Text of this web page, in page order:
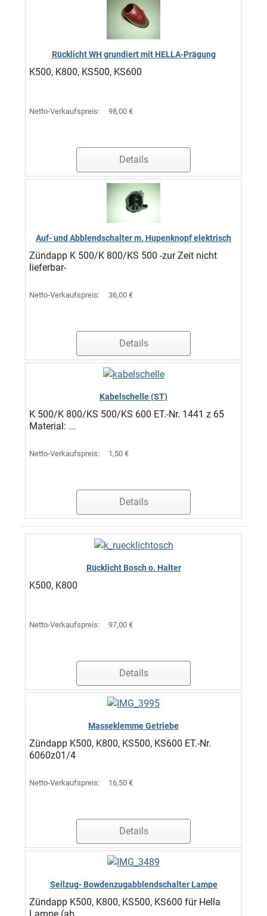
Rücklicht WH grundiert mit HELLA-Prägung
K500, K800, KS500, KS600
Netto-Verkaufspreis: 98,00 €
Details
Auf- und Abblendschalter m. Hupenknopf elektrisch
Zündapp K 500/K 800/KS 500 -zur Zeit nicht
lieferbar-
Netto-Verkaufspreis: 36,00 €
Details
Kabelschelle (ST)
K 500/K 800/KS 500/KS 600 ET.-Nr. 1441 z 65
Material: ...
Netto-Verkaufspreis: 1,50 €
Details
Rücklicht Bosch o. Halter
K500, K800
Netto-Verkaufspreis: 97,00 €
Details
Masseklemme Getriebe
Zündapp K500, K800, KS500, KS600 ET.-Nr.
6060z01/4
Netto-Verkaufspreis: 16,50 €
Details
Seilzug- Bowdenzugabblendschalter Lampe
Zündapp K500, K800, KS500, KS600 für Hella